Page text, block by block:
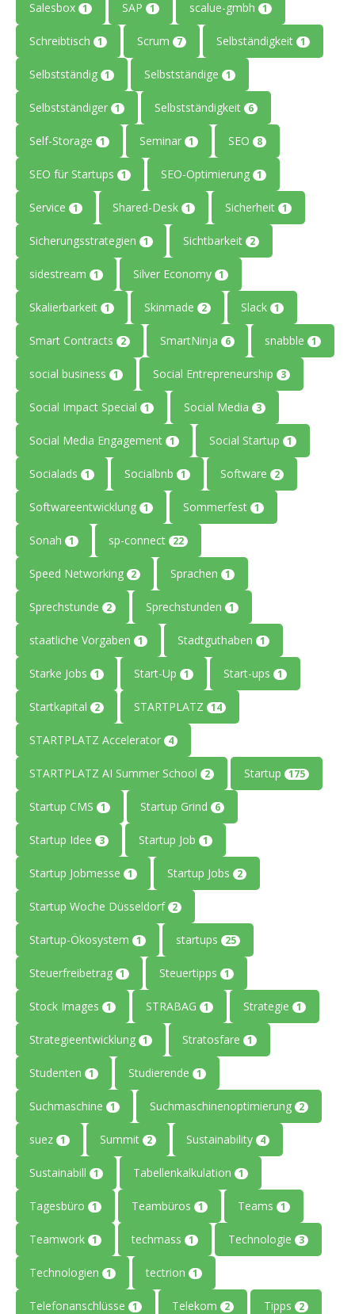
Salesbox 1 SAP 1 scalue-gmbh 1
Schreibtisch 1 Scrum 7 Selbständigkeit 1
Selbstständig 1 Selbstständige 1
Selbstständiger 1 Selbstständigkeit 6
Self-Storage 1 Seminar 1 SEO 8
SEO für Startups 1 SEO-Optimierung 1
Service 1 Shared-Desk 1 Sicherheit 1
Sicherungsstrategien 1 Sichtbarkeit 2
sidestream 1 Silver Economy 1
Skalierbarkeit 1 Skinmade 2 Slack 1
Smart Contracts 2 SmartNinja 6 snabble 1
social business 1 Social Entrepreneurship 3
Social Impact Special 1 Social Media 3
Social Media Engagement 1 Social Startup 1
Socialads 1 Socialbnb 1 Software 2
Softwareentwicklung 1 Sommerfest 1
Sonah 1 sp-connect 22
Speed Networking 2 Sprachen 1
Sprechstunde 2 Sprechstunden 1
staatliche Vorgaben 1 Stadtguthaben 1
Starke Jobs 1 Start-Up 1 Start-ups 1
Startkapital 2 STARTPLATZ 14
STARTPLATZ Accelerator 4
STARTPLATZ AI Summer School 2 Startup 175
Startup CMS 1 Startup Grind 6
Startup Idee 3 Startup Job 1
Startup Jobmesse 1 Startup Jobs 2
Startup Woche Düsseldorf 2
Startup-Ökosystem 1 startups 25
Steuerfreibetrag 1 Steuertipps 1
Stock Images 1 STRABAG 1 Strategie 1
Strategieentwicklung 1 Stratosfare 1
Studenten 1 Studierende 1
Suchmaschine 1 Suchmaschinenoptimierung 2
suez 1 Summit 2 Sustainability 4
Sustainabill 1 Tabellenkalkulation 1
Tagesbüro 1 Teambüros 1 Teams 1
Teamwork 1 techmass 1 Technologie 3
Technologien 1 tectrion 1
Telefonanschlüsse 1 Telekom 2 Tipps 2